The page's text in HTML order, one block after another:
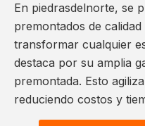
En piedrasdelnorte, se
premontados de
transformar cualquier
destaca por su amplia
premontada. Esto
reduciendo costos y